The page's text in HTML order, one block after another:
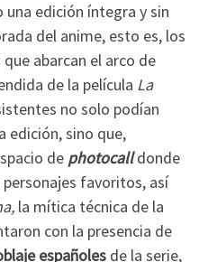
edición íntegra y sin
del anime, esto es, los
abarcan el arco de
de la película La
no solo podían
edición, sino que,
de photocalldonde
favoritos, así
la mítica técnica de la
con la presencia de
españoles de la serie,